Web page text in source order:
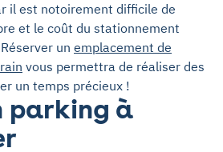
il est notoirement difficile de
et le coût du stationnement
un emplacement de
vous permettra de réaliser des
un temps précieux !
parking à